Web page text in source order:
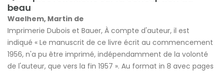
beau
Waelhem, Martin de
Imprimerie Dubois et Bauer, À compte d'auteur, il est
indiqué « Le manuscrit de ce livre écrit au commencement
1956, n'a pu être imprimé, indépendamment de la volonté
de l'auteur, que vers la fin 1957 ». Au format in 8 avec pages